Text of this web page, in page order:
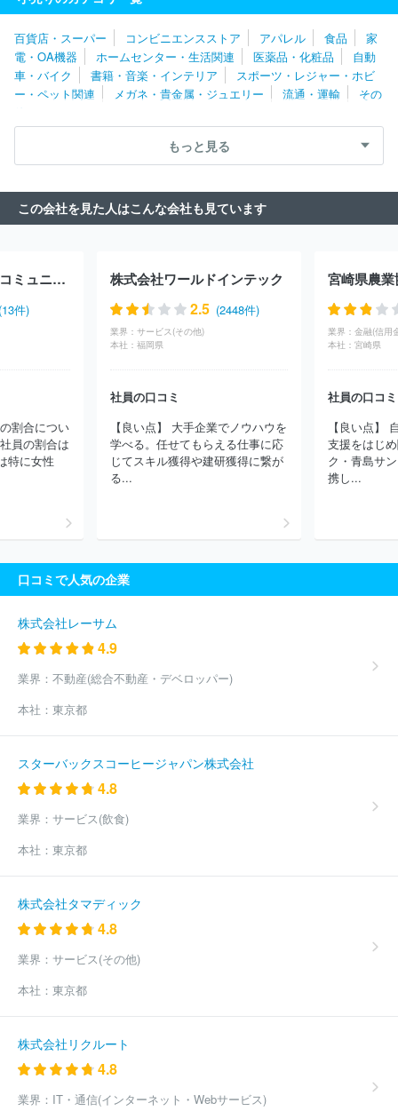
株式会社フィールコーポレーション
社三国屋
スーパーサンシ株式会社 株式会社コーシン
株式会社
サンフェステ
ダイリキ株式会社 株式会社ぎゅーとら
株式会社
ＧＡＮＫＯ
マルヤスホールディングス株式会社
株式会社寿司丸
忠
株式会社千紀園 株式会社フーズネット
株式会社来来亭
株式会社大松 株式会社マツヤスーパー
しん
ＪＲ北海道フレッシュキヨスク株式会社
株式会社ユニバー
ス
株式会社みのや 株式会社レブニーズ
ュー
ＪＲ東日本東北総合サービス株式会社
紅屋商事株式会社
ンパスグループ・ジャパン株式会社（西洋フード）
株式会社船橋
屋
株式会社マリアージュフレールジャポン 株式会社ユカ
株式
会社ヨシケイ松戸
サントリービバレッジサービス株式会社
株式会社イワイ 株式会社オーシャンシステム
株
吉川水産株式会社
株式会社ナ
段
株式会社ヴィノスやまざき 株式会社サンジェルマン
株式会
社グリーンハウスフーズ
株式会社ヴィ・ド・フランス
ワタミ株
式会社
ほか(2176件)
百貨店・スーパー コンビニエンスストア アパレル 食品
家
電・OA機器
ホームセンター・生活関連 医薬品・化粧品
自動
車・バイク
書籍・音楽・インテリア
スポーツ・レジャー・ホビ
ー・ペット関連
メガネ・貴金属・ジュエリー 流通・運輸
その
もっと見る
この会社を見た人はこんな会社も見ています
株式会社ゼネックコミュニケーション
件)
割合につい
員の割合は
特に女性
株式会社ワールドインテック
2.5 (2448件)
業界： サービス(その他)
本社： 福岡県
社員の口コミ
【良い点】 大手企業でノウハウを
学べる。任せてもらえる仕事に応
じてスキル獲得や建研獲得に繋が
る...
宮崎県農
業界： 金融(信用
本社： 宮崎県
社員の口コミ
【良い点】
支援をはじ
ク・青島サ
携し...
口コミで人気の企業
株式会社レーサム
4.9
業界： 不動産(総合不動産・デベロッパー)
本社： 東京都
スターバックスコーヒージャパン株式会社
4.8
業界： サービス(飲食)
本社： 東京都
株式会社タマディック
4.8
業界： サービス(その他)
本社： 東京都
株式会社リクルート
4.8
業界： IT・通信(インターネット・Webサービス)